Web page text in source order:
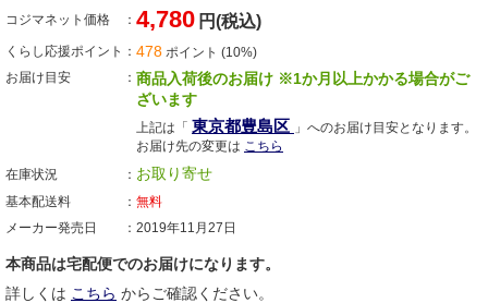
コジマネット価格 4,780 円(税込)
くらし応援ポイント 478 ポイント (10%)
お届け目安
商品入荷後のお届け ※1か月以上かかる場合がご
ざいます
上記は「 東京都豊島区 」へのお届け目安となります。
お届け先の変更は こちら
在庫状況
お取り寄せ
基本配送料
無料
メーカー発売日
2019年11月27日
本商品は宅配便でのお届けになります。
詳しくは こちら からご確認ください。